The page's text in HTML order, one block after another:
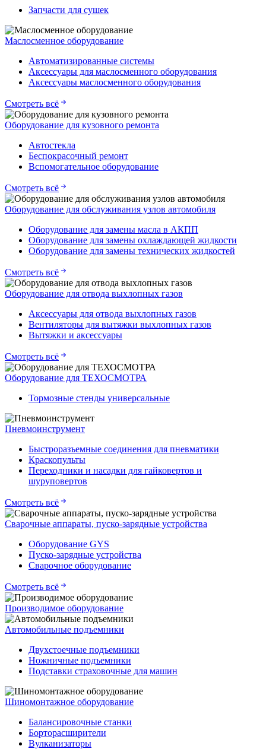
Запчасти для сушек
Маслосменное оборудование
Автоматизированные системы
Аксессуары для маслосменного оборудования
Аксессуары маслосменного оборудования
Смотреть всё
Оборудование для кузовного ремонта
Автостекла
Беспокрасочный ремонт
Вспомогательное оборудование
Смотреть всё
Оборудование для обслуживания узлов автомобиля
Оборудование для замены масла в АКПП
Оборудование для замены охлаждающей жидкости
Оборудование для замены технических жидкостей
Смотреть всё
Оборудование для отвода выхлопных газов
Аксессуары для отвода выхлопных газов
Вентиляторы для вытяжки выхлопных газов
Вытяжки и аксессуары
Смотреть всё
Оборудование для ТЕХОСМОТРА
Тормозные стенды универсальные
Пневмоинструмент
Быстроразъемные соединения для пневматики
Краскопульты
Переходники и насадки для гайковертов и
шуруповертов
Смотреть всё
Сварочные аппараты, пуско-зарядные устройства
Оборудование GYS
Пуско-зарядные устройства
Сварочное оборудование
Смотреть всё
Производимое оборудование
Автомобильные подъемники
Двухстоечные подъемники
Ножничные подъемники
Подставки страховочные для машин
Шиномонтажное оборудование
Балансировочные станки
Борторасширители
Вулканизаторы